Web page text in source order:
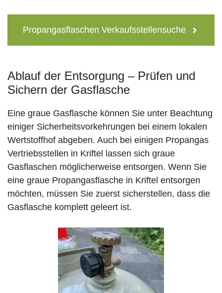
Propangasflaschen Verkaufsstellensuche
Ablauf der Entsorgung – Prüfen und
Sichern der Gasflasche
Eine graue Gasflasche können Sie unter Beachtung
einiger Sicherheitsvorkehrungen bei einem lokalen
Wertstoffhof abgeben. Auch bei einigen Propangas
Vertriebsstellen in Kriftel lassen sich graue
Gasflaschen möglicherweise entsorgen. Wenn Sie
eine graue Propangasflasche in Kriftel entsorgen
möchten, müssen Sie zuerst sicherstellen, dass die
Gasflasche komplett geleert ist.